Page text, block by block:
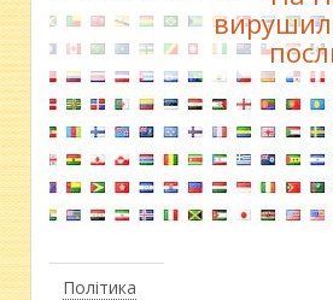
Політика